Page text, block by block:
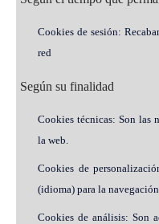
Cookies de sesión:
red
Según su finalidad
Cookies técnicas: Son las
la web.
Cookies de
(idioma) para la
Cookies de análisis: Son